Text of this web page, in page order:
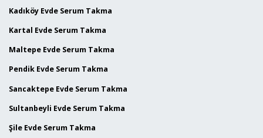
Kadıköy Evde Serum Takma
Kartal Evde Serum Takma
Maltepe Evde Serum Takma
Pendik Evde Serum Takma
Sancaktepe Evde Serum Takma
Sultanbeyli Evde Serum Takma
Şile Evde Serum Takma